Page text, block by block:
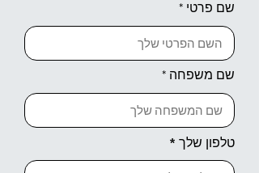
שם פרטי
שם משפחה
טלפון שלך